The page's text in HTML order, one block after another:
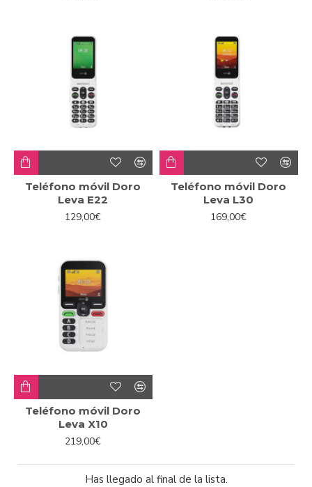
Teléfono móvil Doro
Leva E22
129,00€
Teléfono móvil Doro
Leva L30
169,00€
Teléfono móvil Doro
Leva X10
219,00€
Has llegado al final de la lista.